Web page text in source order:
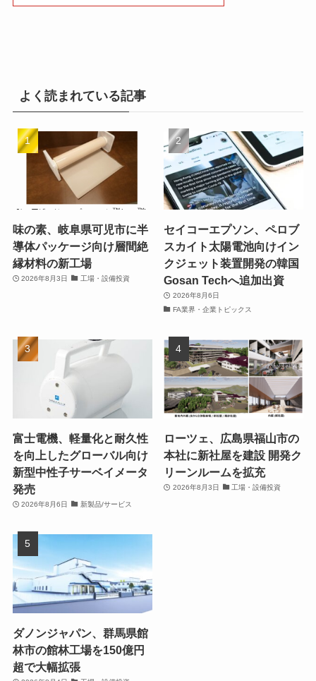
よく読まれている記事
味の素、岐阜県可児市に半
導体パッケージ向け層間絶
縁材料の新工場
2026年8月3日 工場・設備投資
セイコーエプソン、ペロブ
スカイト太陽電池向けイン
クジェット装置開発の韓国
Gosan Techへ追加出資
2026年8月6日
FA業界・企業トピックス
富士電機、軽量化と耐久性
を向上したグローバル向け
新型中性子サーベイメータ
発売
2026年8月6日 新製品/サービス
ローツェ、広島県福山市の
本社に新社屋を建設 開発ク
リーンルームを拡充
2026年8月3日 工場・設備投資
ダノンジャパン、群馬県館
林市の館林工場を150億円
超で大幅拡張